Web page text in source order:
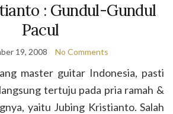
: Gundul-Gundul
Pacul
19, 2008 No Comments
master guitar Indonesia, pasti
tertuju pada pria ramah &
yaitu Jubing Kristianto. Salah